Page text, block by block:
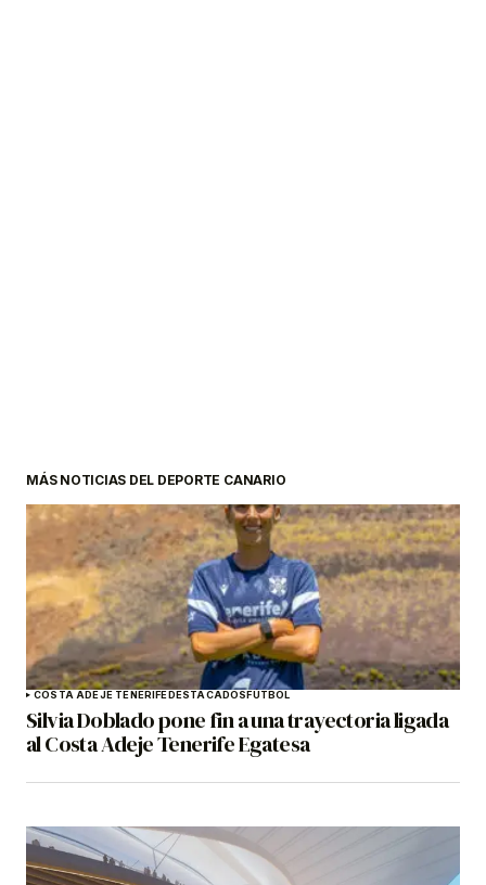
MÁS NOTICIAS DEL DEPORTE CANARIO
COSTA ADEJE TENERIFEDESTACADOSFÚTBOL
Silvia Doblado pone fin a una trayectoria ligada
al Costa Adeje Tenerife Egatesa